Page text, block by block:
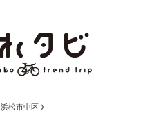
浜松市中区